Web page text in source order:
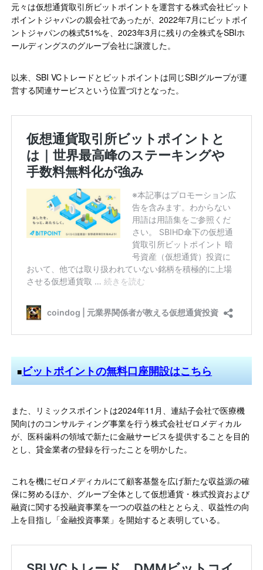
元々は仮想通貨取引所ビットポイントを運営する株式会社ビット
ポイントジャパンの親会社であったが、2022年7月にビットポイ
ントジャパンの株式51%を、2023年3月に残りの全株式をSBIホ
ールディングスのグループ会社に譲渡した。
以来、SBI VCトレードとビットポイントは同じSBIグループが運
営する関連サービスという位置づけとなった。
■ビットポイントの無料口座開設はこちら
また、リミックスポイントは2024年11月、連結子会社で医療機
関向けのコンサルティング事業を行う株式会社ゼロメディカル
が、医科歯科の領域で新たに金融サービスを提供することを目的
とし、貸金業者の登録を行ったことを明かした。
これを機にゼロメディカルにて顧客基盤を広げ新たな収益源の確
保に努めるほか、グループ全体として仮想通貨・株式投資および
融資に関する投融資事業を一つの収益の柱ととらえ、収益性の向
上を目指し「金融投資事業」を開始すると表明している。